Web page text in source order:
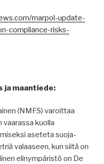
marpol-update-
compliance-risks-
ja maantiede:
(NMFS) varoittaa
vaarassa kuolla
aseteta suoja-
valaaseen, kun siitä on
elinympäristö on De